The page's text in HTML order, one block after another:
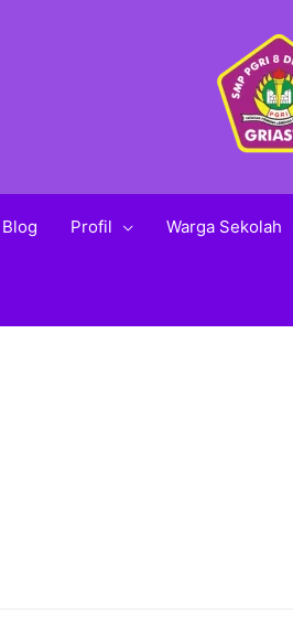
Blog Profil Warga Sekolah